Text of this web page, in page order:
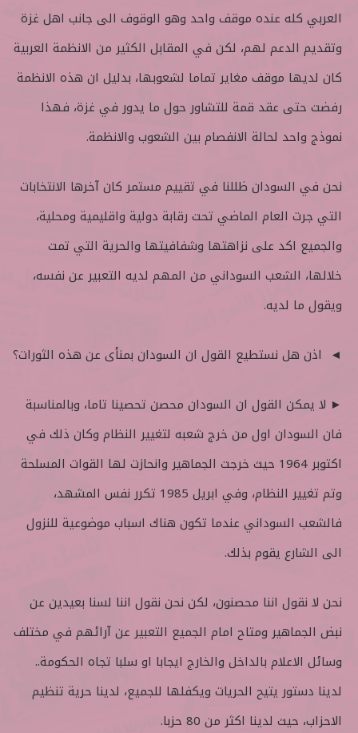
العربي كله عنده موقف واحد وهو الوقوف الى جانب اهل غزة
وتقديم الدعم لهم، لكن في المقابل الكثير من الانظمة العربية
كان لديها موقف مغاير تماما لشعوبها، بدليل ان هذه الانظمة
رفضت حتى عقد قمة للتشاور حول ما يدور في غزة، فهذا
نموذج واحد لحالة الانفصام بين الشعوب والانظمة.
نحن في السودان ظللنا في تقييم مستمر كان آخرها الانتخابات
التي جرت العام الماضي تحت رقابة دولية واقليمية ومحلية،
والجميع اكد على نزاهتها وشفافيتها والحرية التي تمت
خلالها، الشعب السوداني من المهم لديه التعبير عن نفسه،
ويقول ما لديه.
◄ اذن هل نستطيع القول ان السودان بمنأى عن هذه الثورات؟
► لا يمكن القول ان السودان محصن تحصينا تاما، وبالمناسبة
فان السودان اول من خرج شعبه لتغيير النظام وكان ذلك في
اكتوبر 1964 حيث خرجت الجماهير وانحازت لها القوات المسلحة
وتم تغيير النظام، وفي ابريل 1985 تكرر نفس المشهد،
فالشعب السوداني عندما تكون هناك اسباب موضوعية للنزول
الى الشارع يقوم بذلك.
نحن لا نقول اننا محصنون، لكن نحن نقول اننا لسنا بعيدين عن
نبض الجماهير ومتاح امام الجميع التعبير عن آرائهم في مختلف
وسائل الاعلام بالداخل والخارج ايجابا او سلبا تجاه الحكومة..
لدينا دستور يتيح الحريات ويكفلها للجميع، لدينا حرية تنظيم
الاحزاب، حيث لدينا اكثر من 80 حزبا.